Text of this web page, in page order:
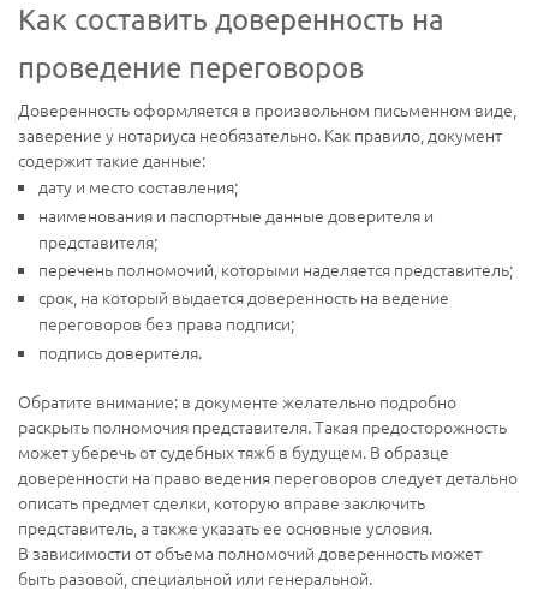
Как составить доверенность на
проведение переговоров
Доверенность оформляется в произвольном письменном виде,
заверение у нотариуса необязательно. Как правило, документ
содержит такие данные:
дату и место составления;
наименования и паспортные данные доверителя и
представителя;
перечень полномочий, которыми наделяется представитель;
срок, на который выдается доверенность на ведение
переговоров без права подписи;
подпись доверителя.
Обратите внимание: в документе желательно подробно
раскрыть полномочия представителя. Такая предосторожность
может уберечь от судебных тяжб в будущем. В образце
доверенности на право ведения переговоров следует детально
описать предмет сделки, которую вправе заключить
представитель, а также указать ее основные условия.
В зависимости от объема полномочий доверенность может
быть разовой, специальной или генеральной.